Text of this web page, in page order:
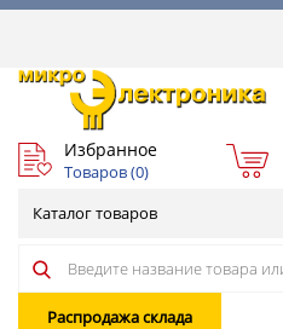
Избранное
Товаров (0)
Каталог товаров
Распродажа склада